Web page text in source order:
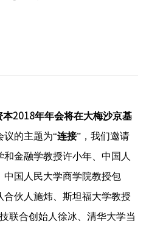
本2018年年会将在大梅沙京基
议的主题为“连接”，我们邀请
金融学教授许小年、中国人
中国人民大学商学院教授包
伙人施炜、斯坦福大学教授
联合创始人徐冰、清华大学当